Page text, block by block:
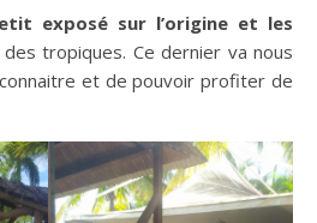
exposé sur l’origine et les
tropiques. Ce dernier va nous
et de pouvoir profiter de